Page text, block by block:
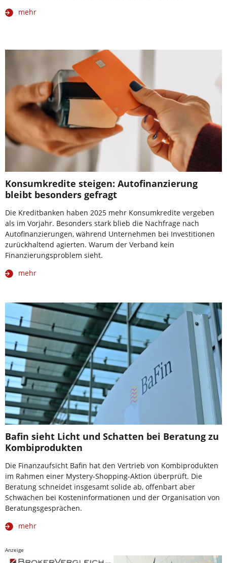
mehr
Konsumkredite steigen: Autofinanzierung
bleibt besonders gefragt
Die Kreditbanken haben 2025 mehr Konsumkredite vergeben
als im Vorjahr. Besonders stark blieb die Nachfrage nach
Autofinanzierungen, während Unternehmen bei Investitionen
zurückhaltend agierten. Warum der Verband kein
Finanzierungsproblem sieht.
mehr
Bafin sieht Licht und Schatten bei Beratung zu
Kombiprodukten
Die Finanzaufsicht Bafin hat den Vertrieb von Kombiprodukten
im Rahmen einer Mystery-Shopping-Aktion überprüft. Die
Beratung schneidet insgesamt solide ab, offenbart aber
Schwächen bei Kosteninformationen und der Organisation von
Beratungsgesprächen.
mehr
Anzeige